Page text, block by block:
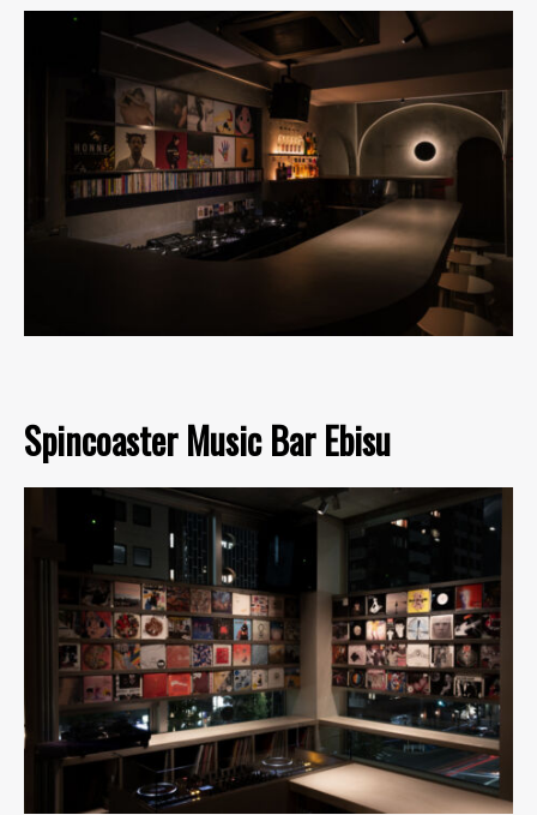
Spincoaster Music Bar Ebisu